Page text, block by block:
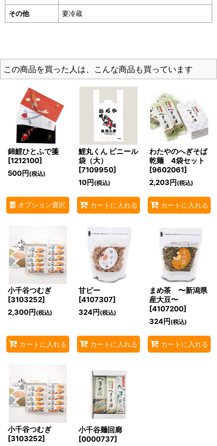
その他 要冷蔵
この商品を買った人は、こんな商品も買っています
錦鯉ひとふで箋
[1212100]
500円 (税込)
オプション選択
鯉丸くん ビニール
袋（大）
[7109950]
10円 (税込)
カートに入れる
わたやのへぎそば
乾麺 4袋セット
[9602061]
2,203 円 (税込)
カートに入れる
小千谷つむぎ
[3103252]
2,300円 (税込)
カートに入れる
甘ピー
[4107307]
324円 (税込)
カートに入れる
まめ茶 〜新潟県
産大豆〜
[4107200]
324円 (税込)
カートに入れる
小千谷つむぎ
[3103252]
小千谷麺回廊
[0000737]